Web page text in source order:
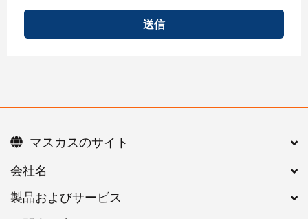
送信
会社名
製品およびサービス
マスカスのサイト